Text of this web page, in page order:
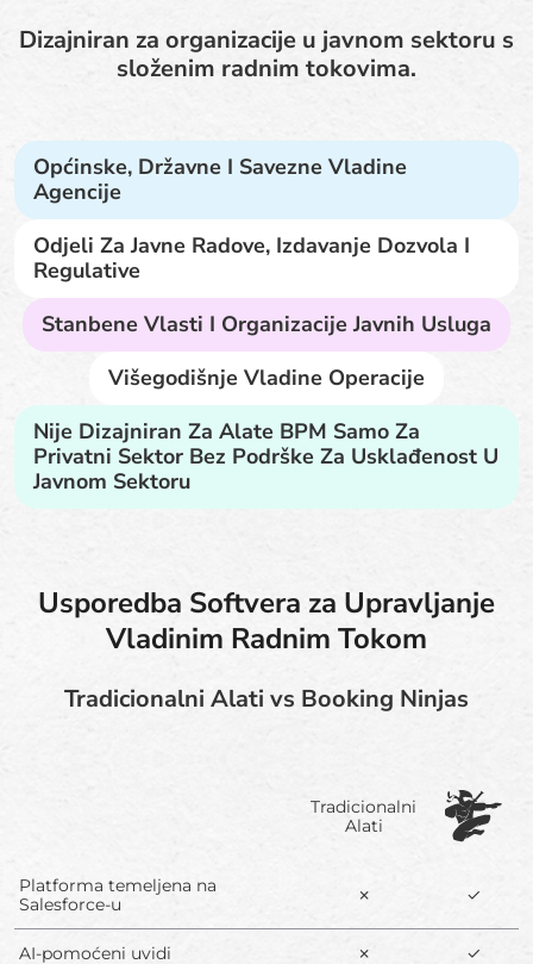
Dizajniran za organizacije u javnom sektoru s
složenim radnim tokovima.
Općinske, Državne I Savezne Vladine
Agencije
Odjeli Za Javne Radove, Izdavanje Dozvola I
Regulative
Stanbene Vlasti I Organizacije Javnih Usluga
Višegodišnje Vladine Operacije
Nije Dizajniran Za Alate BPM Samo Za
Privatni Sektor Bez Podrške Za Usklađenost U
Javnom Sektoru
Usporedba Softvera za Upravljanje
Vladinim Radnim Tokom
Tradicionalni Alati vs Booking Ninjas
Tradicionalni
Alati
Platforma temeljena na
Salesforce-u
✗ ✓
AI-pomoćeni uvidi ✗ ✓